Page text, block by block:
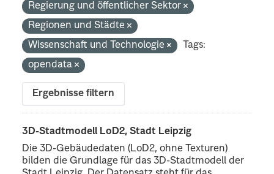
Regierung und öffentlicher Sektor
Regionen und Städte
Wissenschaft und Technologie
Tags:
opendata
Ergebnisse filtern
3D-Stadtmodell LoD2, Stadt Leipzig
Die 3D-Gebäudedaten (LoD2, ohne Texturen)
bilden die Grundlage für das 3D-Stadtmodell der